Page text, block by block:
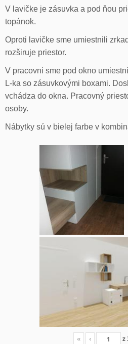
V lavičke je zásuvka a pod ňou
topánok.
Oproti lavičke sme umiestnili
rozširuje priestor.
V pracovni sme pod okno
L-ka so zásuvkovými boxami.
vchádza do okna. Pracovný
osoby.
Nábytky sú v bielej farbe v
« ‹ z